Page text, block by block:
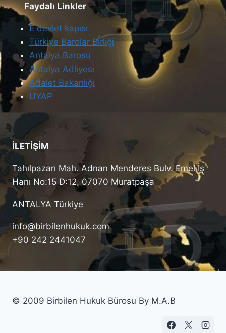
Faydalı Linkler
E devlet kapısı
Türkiye Barolar Birliği
Antalya Barosu
Antalya Adliyesi
Adalet Bakanlığı
UYAP
İLETİŞİM
Tahılpazarı Mah. Adnan Menderes Bulv. Emel İş
Hanı No:15 D:12, 07070 Muratpaşa
ANTALYA Türkiye
info@birbilenhukuk.com
+90 242 2441047
© 2009 Birbilen Hukuk Bürosu By M.A.B